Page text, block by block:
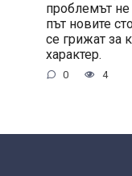
проблемът не
път новите
се грижат за
характер.
0 4